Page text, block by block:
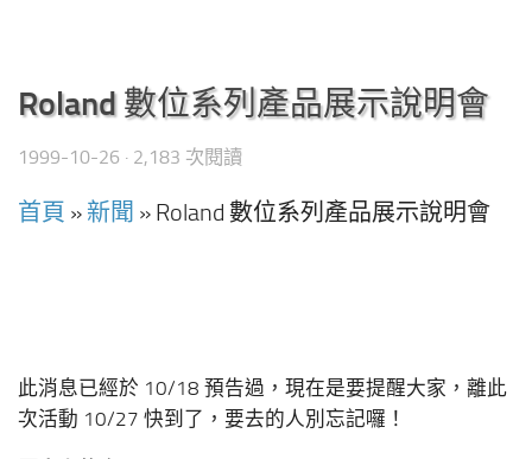
Roland 數位系列產品展示說明會
1999-10-26 · 2,183 次閱讀
首頁 » 新聞 » Roland 數位系列產品展示說明會
此消息已經於 10/18 預告過，現在是要提醒大家，離此
次活動 10/27 快到了，要去的人別忘記囉！